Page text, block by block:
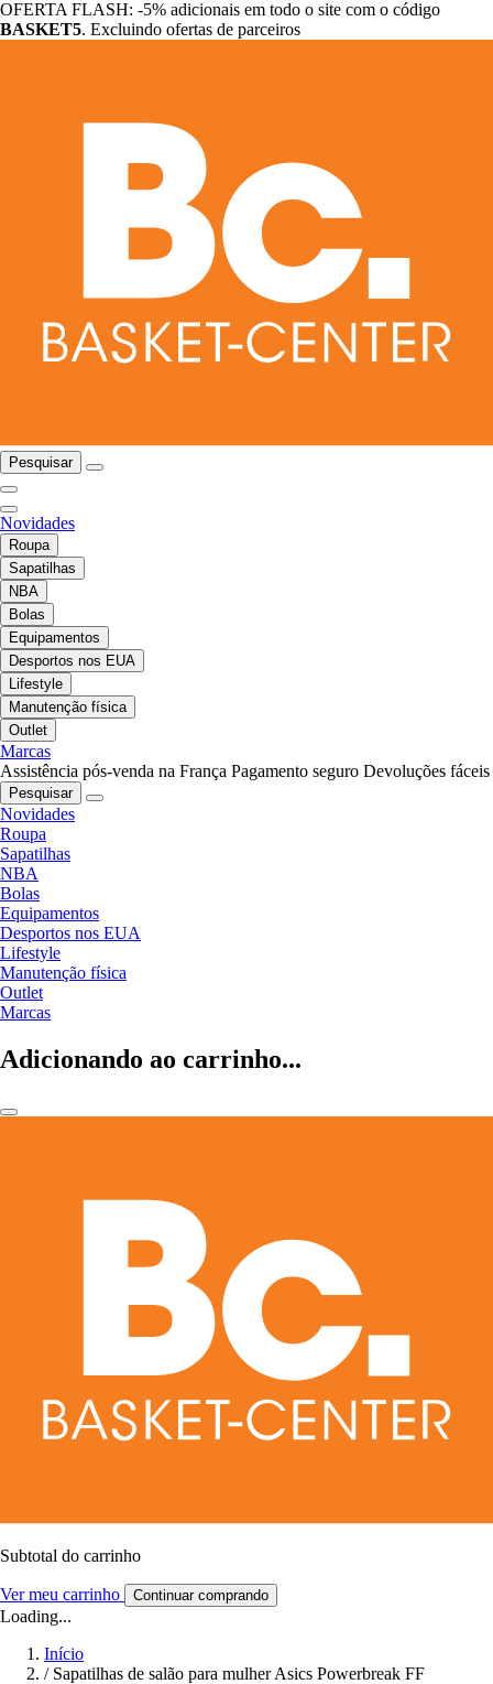
OFERTA FLASH: -5% adicionais em todo o site com o código
BASKET5. Excluindo ofertas de parceiros
Pesquisar
Novidades
Roupa
Sapatilhas
NBA
Bolas
Equipamentos
Desportos nos EUA
Lifestyle
Manutenção física
Outlet
Marcas
Assistência pós-venda na França Pagamento seguro Devoluções fáceis
Pesquisar
Novidades
Roupa
Sapatilhas
NBA
Bolas
Equipamentos
Desportos nos EUA
Lifestyle
Manutenção física
Outlet
Marcas
Adicionando ao carrinho...
Subtotal do carrinho
Ver meu carrinho Continuar comprando
Loading...
Início
/ Sapatilhas de salão para mulher Asics Powerbreak FF